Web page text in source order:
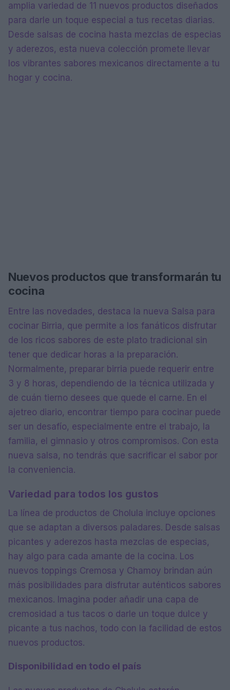
amplia variedad de 11 nuevos productos diseñados
para darle un toque especial a tus recetas diarias.
Desde salsas de cocina hasta mezclas de especias
y aderezos, esta nueva colección promete llevar
los vibrantes sabores mexicanos directamente a tu
hogar y cocina.
Nuevos productos que transformarán tu
cocina
Entre las novedades, destaca la nueva Salsa para
cocinar Birria, que permite a los fanáticos disfrutar
de los ricos sabores de este plato tradicional sin
tener que dedicar horas a la preparación.
Normalmente, preparar birria puede requerir entre
3 y 8 horas, dependiendo de la técnica utilizada y
de cuán tierno desees que quede el carne. En el
ajetreo diario, encontrar tiempo para cocinar puede
ser un desafío, especialmente entre el trabajo, la
familia, el gimnasio y otros compromisos. Con esta
nueva salsa, no tendrás que sacrificar el sabor por
la conveniencia.
Variedad para todos los gustos
La línea de productos de Cholula incluye opciones
que se adaptan a diversos paladares. Desde salsas
picantes y aderezos hasta mezclas de especias,
hay algo para cada amante de la cocina. Los
nuevos toppings Cremosa y Chamoy brindan aún
más posibilidades para disfrutar auténticos sabores
mexicanos. Imagina poder añadir una capa de
cremosidad a tus tacos o darle un toque dulce y
picante a tus nachos, todo con la facilidad de estos
nuevos productos.
Disponibilidad en todo el país